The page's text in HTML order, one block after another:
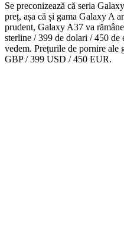
Se preconizează că seria
preț, așa că și gama Galaxy A
prudent, Galaxy A37 va
sterline / 399 de dolari / 450 de
vedem. Prețurile de pornire ale
GBP / 399 USD / 450 EUR.